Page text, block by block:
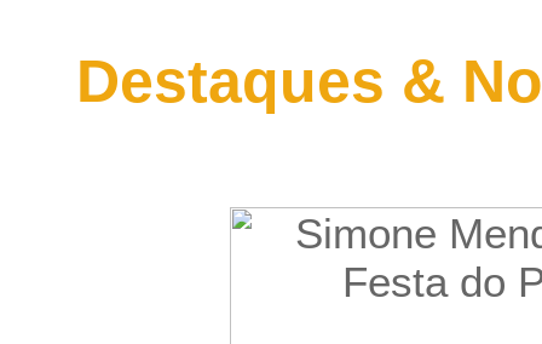
Destaques &